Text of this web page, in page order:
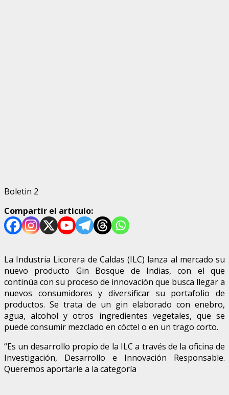
Boletin 2
Compartir el articulo:
La Industria Licorera de Caldas (ILC) lanza al mercado su
nuevo producto Gin Bosque de Indias, con el que
continúa con su proceso de innovación que busca llegar a
nuevos consumidores y diversificar su portafolio de
productos. Se trata de un gin elaborado con enebro,
agua, alcohol y otros ingredientes vegetales, que se
puede consumir mezclado en cóctel o en un trago corto.
“Es un desarrollo propio de la ILC a través de la oficina de
Investigación, Desarrollo e Innovación Responsable.
Queremos aportarle a la categoría